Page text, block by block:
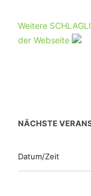
Weitere
der Webseite
NÄCHSTE
Datum/Zeit